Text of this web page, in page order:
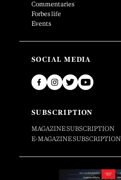
Commentaries
Forbes life
Events
SOCIAL MEDIA
SUBSCRIPTION
MAGAZINE SUBSCRIPTION
E-MAGAZINE SUBSCRIPTION